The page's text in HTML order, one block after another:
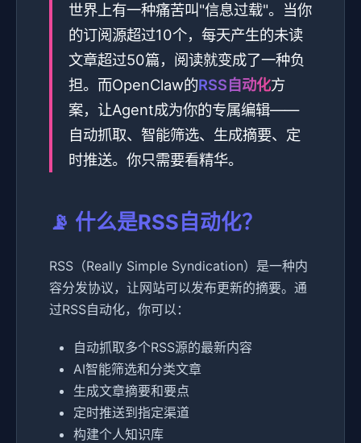
世界上有一种痛苦叫"信息过载"。当你
的订阅源超过10个，每天产生的未读
文章超过50篇，阅读就变成了一种负
担。而OpenClaw的RSS自动化方
案，让Agent成为你的专属编辑——
自动抓取、智能筛选、生成摘要、定
时推送。你只需要看精华。
📡 什么是RSS自动化？
RSS（Really Simple Syndication）是一种内
容分发协议，让网站可以发布更新的摘要。通
过RSS自动化，你可以：
自动抓取多个RSS源的最新内容
AI智能筛选和分类文章
生成文章摘要和要点
定时推送到指定渠道
构建个人知识库